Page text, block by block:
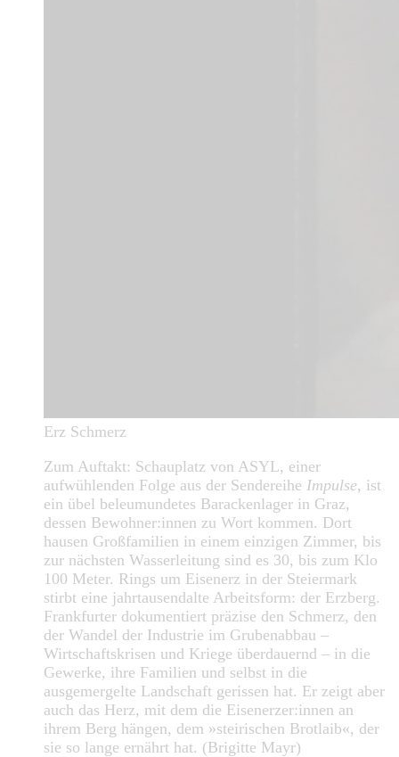
Erz Schmerz
Zum Auftakt: Schauplatz von ASYL, einer
aufwühlenden Folge aus der Sendereihe Impulse, ist
ein übel beleumundetes Barackenlager in Graz,
dessen Bewohner:innen zu Wort kommen. Dort
hausen Großfamilien in einem einzigen Zimmer, bis
zur nächsten Wasserleitung sind es 30, bis zum Klo
100 Meter. Rings um Eisenerz in der Steiermark
stirbt eine jahrtausendalte Arbeitsform: der Erzberg.
Frankfurter dokumentiert präzise den Schmerz, den
der Wandel der Industrie im Grubenabbau –
Wirtschaftskrisen und Kriege überdauernd – in die
Gewerke, ihre Familien und selbst in die
ausgemergelte Landschaft gerissen hat. Er zeigt aber
auch das Herz, mit dem die Eisenerzer:innen an
ihrem Berg hängen, dem »steirischen Brotlaib«, der
sie so lange ernährt hat. (Brigitte Mayr)